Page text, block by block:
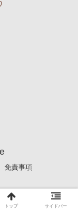
免責事項
トップ サイドバー